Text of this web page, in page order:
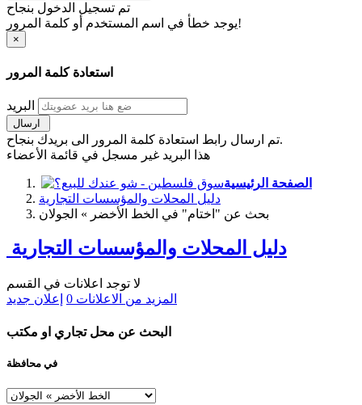
تم تسجيل الدخول بنجاح
يوجد خطأ في اسم المستخدم أو كلمة المرور!
×
استعادة كلمة المرور
البريد
تم ارسال رابط استعادة كلمة المرور الى بريدك بنجاح.
هذا البريد غير مسجل في قائمة الأعضاء
الصفحة الرئيسية
دليل المحلات والمؤسسات التجارية
بحث عن "اختام" في الخط الأخضر » الجولان
دليل المحلات والمؤسسات التجارية
لا توجد اعلانات في القسم
المزيد من الاعلانات 0 إعلان جديد
البحث عن محل تجاري او مكتب
في محافظة